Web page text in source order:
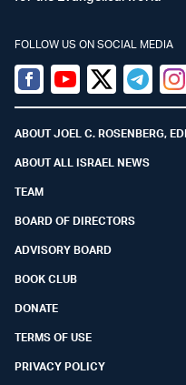
FOLLOW US ON SOCIAL MEDIA
Facebook
YoutubeTwitter (X)
ABOUT JOEL C. ROSENBERG,
ABOUT ALL ISRAEL NEWS
TEAM
BOARD OF DIRECTORS
ADVISORY BOARD
BOOK CLUB
DONATE
TERMS OF USE
PRIVACY POLICY